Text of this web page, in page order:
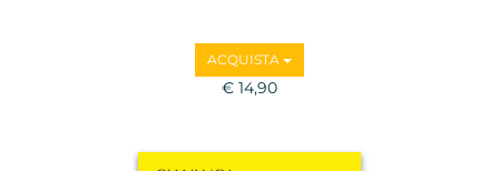
ACQUISTA
€ 14,90